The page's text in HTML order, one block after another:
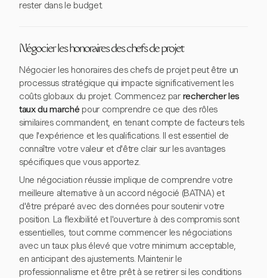
rester dans le budget.
Négocier les honoraires des chefs de projet
Négocier les honoraires des chefs de projet peut être un
processus stratégique qui impacte significativement les
coûts globaux du projet. Commencez par rechercher les
taux du marchépour comprendre ce que des rôles
similaires commandent, en tenant compte de facteurs tels
que l'expérience et les qualifications. Il est essentiel de
connaître votre valeur et d'être clair sur les avantages
spécifiques que vous apportez.
Une négociation réussie implique de comprendre votre
meilleure alternative à un accord négocié (BATNA) et
d'être préparé avec des données pour soutenir votre
position. La flexibilité et l'ouverture à des compromis sont
essentielles, tout comme commencer les négociations
avec un taux plus élevé que votre minimum acceptable,
en anticipant des ajustements. Maintenir le
professionnalisme et être prêt à se retirer si les conditions